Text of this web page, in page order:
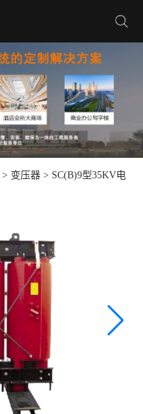
> 变压器 > SC(B)9型35KV电